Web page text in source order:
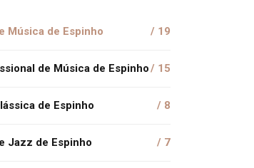
Música de Espinho / 19
de Música de Espinho/ 15
de Espinho / 8
Jazz de Espinho / 7